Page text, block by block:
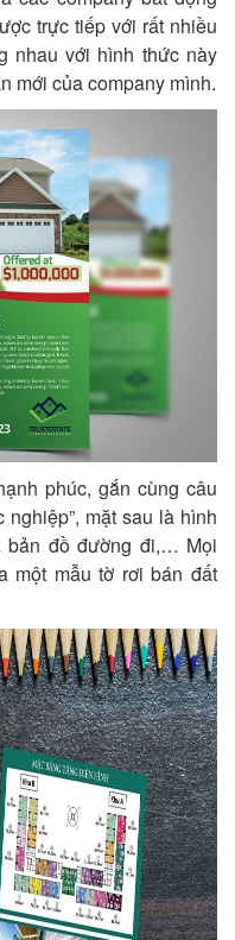
trực tiếp với rất nhiều
nhau với hình thức này
mới của company mình.
phúc, gắn cùng câu
mặt sau là hình
bản đồ đường đi,… Mọi
một mẫu tờ rơi bán đất